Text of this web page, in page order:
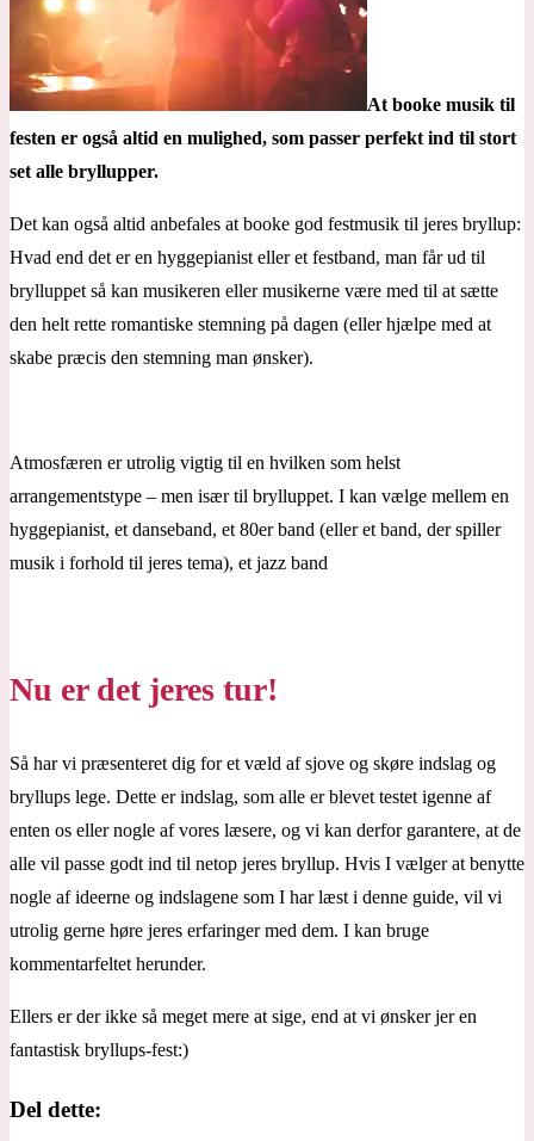
At booke musik til
festen er også altid en mulighed, som passer perfekt ind til stort
set alle bryllupper.
Det kan også altid anbefales at booke god festmusik til jeres bryllup:
Hvad end det er en hyggepianist eller et festband, man får ud til
brylluppet så kan musikeren eller musikerne være med til at sætte
den helt rette romantiske stemning på dagen (eller hjælpe med at
skabe præcis den stemning man ønsker).
Atmosfæren er utrolig vigtig til en hvilken som helst
arrangementstype – men især til brylluppet. I kan vælge mellem en
hyggepianist, et danseband, et 80er band (eller et band, der spiller
musik i forhold til jeres tema), et jazz band
Nu er det jeres tur!
Så har vi præsenteret dig for et væld af sjove og skøre indslag og
bryllups lege. Dette er indslag, som alle er blevet testet igenne af
enten os eller nogle af vores læsere, og vi kan derfor garantere, at de
alle vil passe godt ind til netop jeres bryllup. Hvis I vælger at benytte
nogle af ideerne og indslagene som I har læst i denne guide, vil vi
utrolig gerne høre jeres erfaringer med dem. I kan bruge
kommentarfeltet herunder.
Ellers er der ikke så meget mere at sige, end at vi ønsker jer en
fantastisk bryllups-fest:)
Del dette: